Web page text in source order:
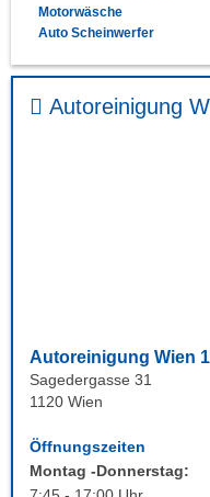
Motorwäsche
Auto Scheinwerfer
Autoreinigung
Autoreinigung Wien
Sagedergasse 31
1120 Wien
Öffnungszeiten
Montag -Donnerstag: